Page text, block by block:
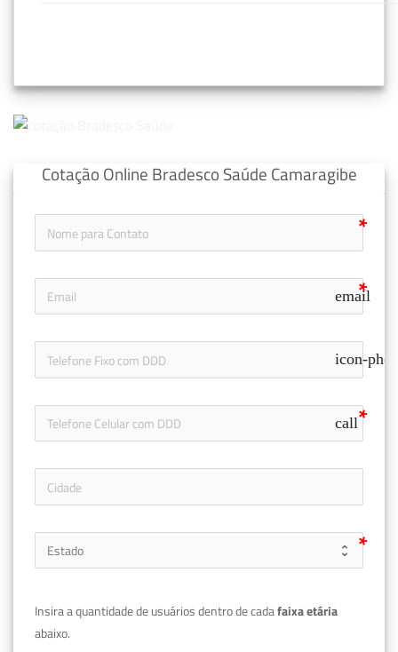
Cotação Online Bradesco Saúde Camaragibe
email
icon-
call
Insira a quantidade de usuários dentro de cada
abaixo.